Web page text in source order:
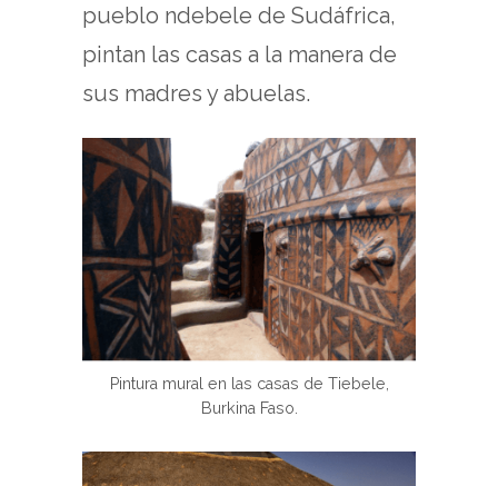
pueblo ndebele de Sudáfrica,
pintan las casas a la manera de
sus madres y abuelas.
Pintura mural en las casas de Tiebele,
Burkina Faso.